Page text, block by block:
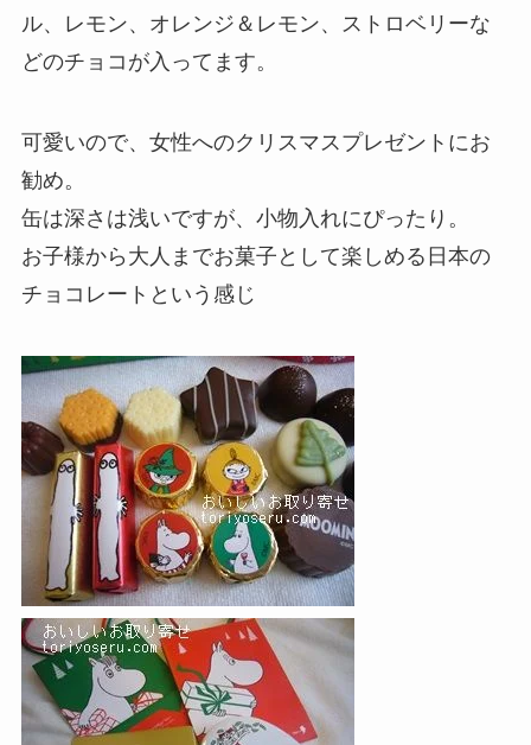
ル、レモン、オレンジ＆レモン、ストロベリーな
どのチョコが入ってます。
可愛いので、女性へのクリスマスプレゼントにお
勧め。
缶は深さは浅いですが、小物入れにぴったり。
お子様から大人までお菓子として楽しめる日本の
チョコレートという感じ